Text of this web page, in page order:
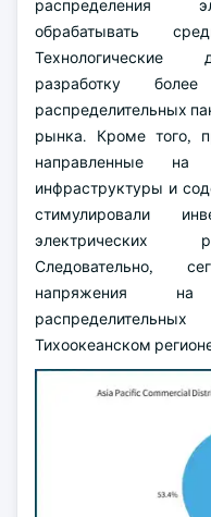
распределения
обрабатывать
Технологические
разработку
распределительных
рынка. Кроме того,
направленные на
инфраструктуры и
стимулировали
электрических
Следовательно,
напряжения
Тихоокеанском